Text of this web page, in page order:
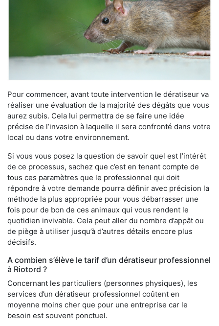
Pour commencer, avant toute intervention le dératiseur va
réaliser une évaluation de la majorité des dégâts que vous
aurez subis. Cela lui permettra de se faire une idée
précise de l’invasion à laquelle il sera confronté dans votre
local ou dans votre environnement.
Si vous vous posez la question de savoir quel est l’intérêt
de ce processus, sachez que c’est en tenant compte de
tous ces paramètres que le professionnel qui doit
répondre à votre demande pourra définir avec précision la
méthode la plus appropriée pour vous débarrasser une
fois pour de bon de ces animaux qui vous rendent le
quotidien invivable. Cela peut aller du nombre d’appât ou
de piège à utiliser jusqu’à d’autres détails encore plus
décisifs.
A combien s’élève le tarif d’un dératiseur professionnel
à Riotord ?
Concernant les particuliers (personnes physiques), les
services d’un dératiseur professionnel coûtent en
moyenne moins cher que pour une entreprise car le
besoin est souvent ponctuel.